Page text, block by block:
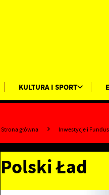
KULTURA I SPORT
Strona główna Inwestycje i
Polski Ład